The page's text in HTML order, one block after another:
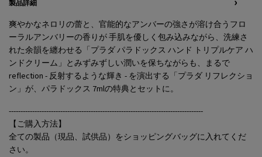
製品詳細
爽やかなネロリの蕾と、官能的なアンバーの強さが溶け合うフロ
ーラルアンバリーの香りが 手肌を優しく包み込みながら、洗練さ
れた余韻を纏わせる「プラダ パラドックス ハンド トリプルケア ハ
ンドクリーム」とみずみずしい潤いを保ちながらも、まるで
reflection - 反射するような輝き - を演出する「プラダ リフレクショ
ン」が、パラドックス 7mlの特典とセットに。
-----------------------------------------------------------------------------------
【ご購入方法】
全ての製品（現品、試供品）をショッピングバッグに入れてくだ
さい。